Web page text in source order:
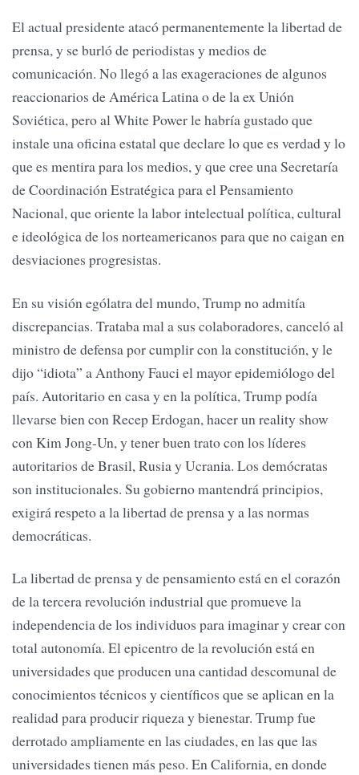
El actual presidente atacó permanentemente la libertad de
prensa, y se burló de periodistas y medios de
comunicación. No llegó a las exageraciones de algunos
reaccionarios de América Latina o de la ex Unión
Soviética, pero al White Power le habría gustado que
instale una oficina estatal que declare lo que es verdad y lo
que es mentira para los medios, y que cree una Secretaría
de Coordinación Estratégica para el Pensamiento
Nacional, que oriente la labor intelectual política, cultural
e ideológica de los norteamericanos para que no caigan en
desviaciones progresistas.
En su visión ególatra del mundo, Trump no admitía
discrepancias. Trataba mal a sus colaboradores, canceló al
ministro de defensa por cumplir con la constitución, y le
dijo “idiota” a Anthony Fauci el mayor epidemiólogo del
país. Autoritario en casa y en la política, Trump podía
llevarse bien con Recep Erdogan, hacer un reality show
con Kim Jong-Un, y tener buen trato con los líderes
autoritarios de Brasil, Rusia y Ucrania. Los demócratas
son institucionales. Su gobierno mantendrá principios,
exigirá respeto a la libertad de prensa y a las normas
democráticas.
La libertad de prensa y de pensamiento está en el corazón
de la tercera revolución industrial que promueve la
independencia de los individuos para imaginar y crear con
total autonomía. El epicentro de la revolución está en
universidades que producen una cantidad descomunal de
conocimientos técnicos y científicos que se aplican en la
realidad para producir riqueza y bienestar. Trump fue
derrotado ampliamente en las ciudades, en las que las
universidades tienen más peso. En California, en donde